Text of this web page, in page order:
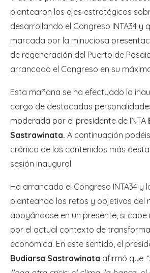
plantearon los ejes estratégicos
desarrollando el Congreso INTA34 y
marcada por la minuciosa
de regeneración del Puerto de
arrancado el Congreso en su
Esta mañana se ha efectuado la
cargo de destacadas
moderada por el presidente de INTA
Sastrawinata. A continuación
crónica de los contenidos más
sesión inaugural.
Ha arrancado el Congreso INTA34 y
planteando los retos y objetivos del
apoyándose en un presente, si
por el actual contexto de
económica. En este sentido, el
Budiarsa Sastrawinata afirmó que